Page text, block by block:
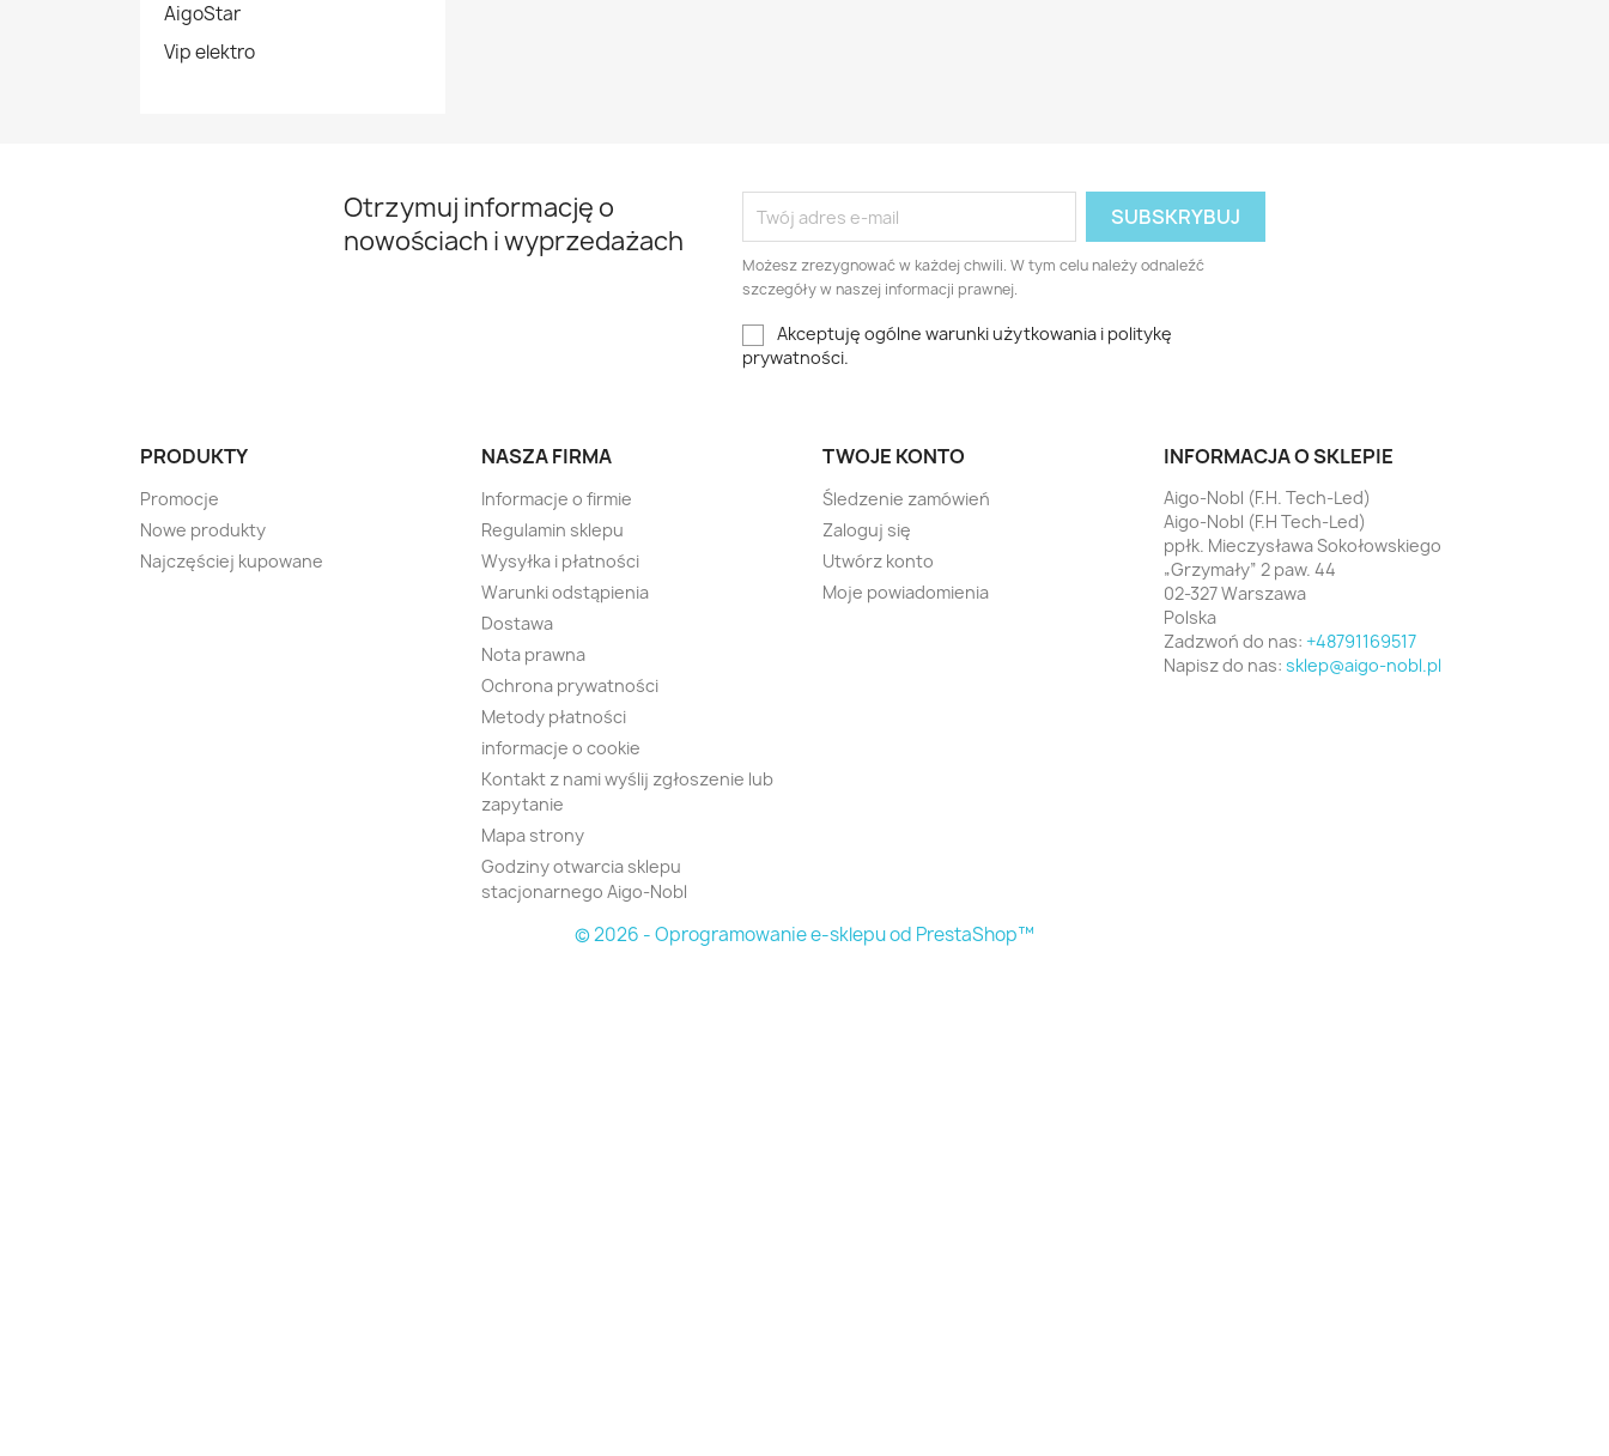
AigoStar
Vip elektro
Otrzymuj informację o
nowościach i wyprzedażach
Możesz zrezygnować w każdej chwili. W tym celu należy odnaleźć
szczegóły w naszej informacji prawnej.
Akceptuję ogólne warunki użytkowania i politykę
prywatności.
PRODUKTY
Promocje
Nowe produkty
Najczęściej kupowane
NASZA FIRMA
Informacje o firmie
Regulamin sklepu
Wysyłka i płatności
Warunki odstąpienia
Dostawa
Nota prawna
Ochrona prywatności
Metody płatności
informacje o cookie
Kontakt z nami wyślij zgłoszenie lub
zapytanie
Mapa strony
Godziny otwarcia sklepu
stacjonarnego Aigo-Nobl
TWOJE KONTO
Śledzenie zamówień
Zaloguj się
Utwórz konto
Moje powiadomienia
INFORMACJA O SKLEPIE
Aigo-Nobl (F.H. Tech-Led)
Aigo-Nobl (F.H Tech-Led)
ppłk. Mieczysława Sokołowskiego
„Grzymały” 2 paw. 44
02-327 Warszawa
Polska
Zadzwoń do nas: +48791169517
Napisz do nas: sklep@aigo-nobl.pl
© 2026 - Oprogramowanie e-sklepu od PrestaShop™